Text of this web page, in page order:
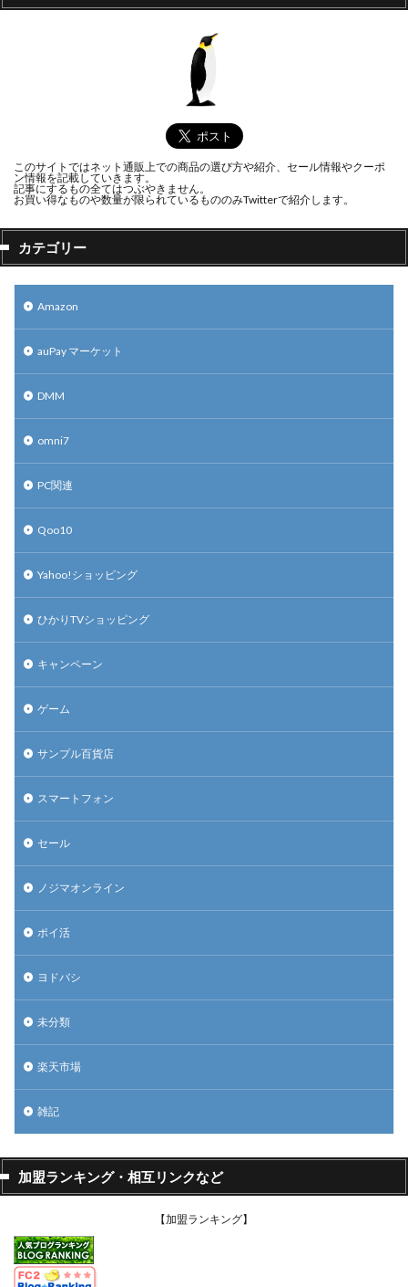
このサイトではネット通販上での商品の選び方や紹介、セール情報やクーポ
ン情報を記載していきます。
記事にするもの全てはつぶやきません。
お買い得なものや数量が限られているもののみTwitterで紹介します。
カテゴリー
Amazon
auPay マーケット
DMM
omni7
PC関連
Qoo10
Yahoo!ショッピング
ひかりTVショッピング
キャンペーン
ゲーム
サンプル百貨店
スマートフォン
セール
ノジマオンライン
ポイ活
ヨドバシ
未分類
楽天市場
雑記
加盟ランキング・相互リンクなど
【加盟ランキング】